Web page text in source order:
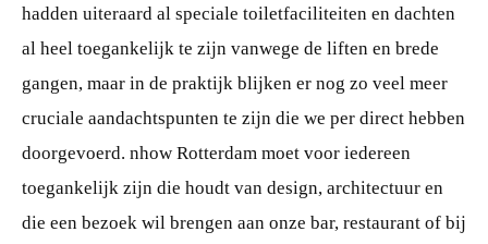
hadden uiteraard al speciale toiletfaciliteiten en dachten
al heel toegankelijk te zijn vanwege de liften en brede
gangen, maar in de praktijk blijken er nog zo veel meer
cruciale aandachtspunten te zijn die we per direct hebben
doorgevoerd. nhow Rotterdam moet voor iedereen
toegankelijk zijn die houdt van design, architectuur en
die een bezoek wil brengen aan onze bar, restaurant of bij